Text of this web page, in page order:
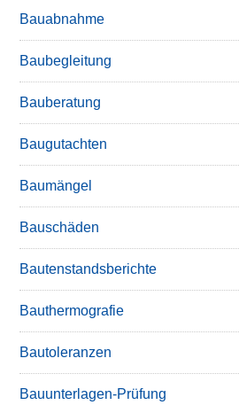
Bauabnahme
Baubegleitung
Bauberatung
Baugutachten
Baumängel
Bauschäden
Bautenstandsberichte
Bauthermografie
Bautoleranzen
Bauunterlagen-Prüfung